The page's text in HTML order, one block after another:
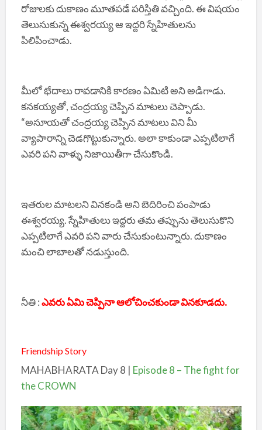
రోజులకు దుకాణం మూతపడే పరిస్తితి వచ్చింది. ఈ విషయం
తెలుసుకున్న ఈశ్వరయ్య ఆ ఇద్దరి స్నేహితులను
పిలిపించాడు.
మీలో భేదాలు రావడానికి కారణం ఏమిటి అని అడిగాడు.
కనకయ్యతో, చంద్రయ్య చెప్పిన మాటలు చెప్పాడు.
“అసూయతో చంద్రయ్య చెప్పిన మాటలు విని మీ
వ్యాపారాన్ని చెడగొట్టుకున్నారు. అలా కాకుండా ఎప్పటిలాగే
ఎవరి పని వాళ్ళు నిజాయితీగా చేసుకొండి.
ఇతరుల మాటలని వినకండి అని బెదిరించి పంపాడు
ఈశ్వరయ్య. స్నేహితులు ఇద్దరు తమ తప్పును తెలుసుకొని
ఎప్పటిలాగే ఎవరి పని వారు చేసుకుంటున్నారు. దుకాణం
మంచి లాబాలతో నడుస్తుంది.
నీతి :ఎవరు ఏమి చెప్పినా ఆలోచించకుండా వినకూడదు.
Friendship Story
MAHABHARATA Day 8 | Episode 8 – The fight for
the CROWN